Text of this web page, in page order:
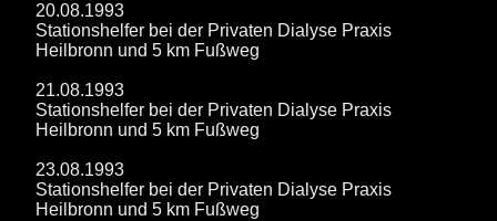
20.08.1993
Stationshelfer bei der Privaten Dialyse Praxis
Heilbronn und 5 km Fußweg
21.08.1993
Stationshelfer bei der Privaten Dialyse Praxis
Heilbronn und 5 km Fußweg
23.08.1993
Stationshelfer bei der Privaten Dialyse Praxis
Heilbronn und 5 km Fußweg